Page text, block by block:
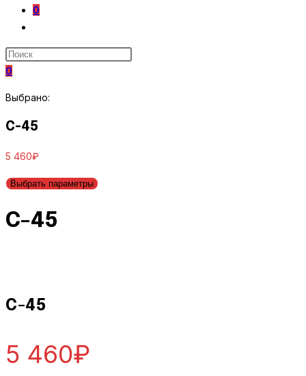
0
ПО
САЙТУ
0
Выбрано:
C-45
5 460₽
Выбрать параметры
C-45
C-45
5 460₽